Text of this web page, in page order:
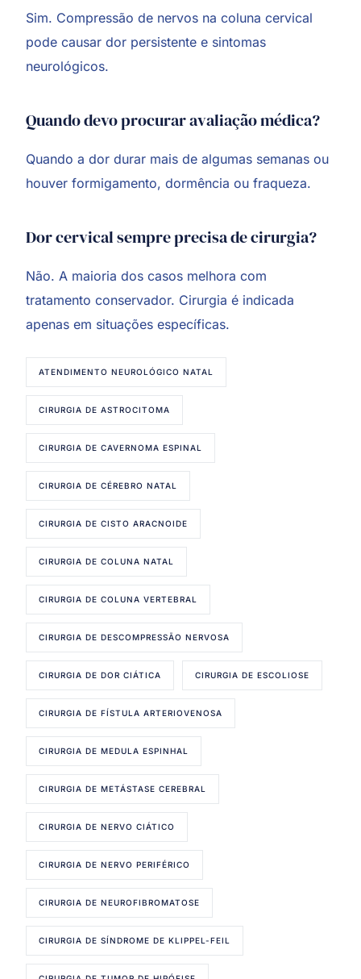
Sim. Compressão de nervos na coluna cervical
pode causar dor persistente e sintomas
neurológicos.
Quando devo procurar avaliação médica?
Quando a dor durar mais de algumas semanas ou
houver formigamento, dormência ou fraqueza.
Dor cervical sempre precisa de cirurgia?
Não. A maioria dos casos melhora com
tratamento conservador. Cirurgia é indicada
apenas em situações específicas.
ATENDIMENTO NEUROLÓGICO NATAL
CIRURGIA DE ASTROCITOMA
CIRURGIA DE CAVERNOMA ESPINAL
CIRURGIA DE CÉREBRO NATAL
CIRURGIA DE CISTO ARACNOIDE
CIRURGIA DE COLUNA NATAL
CIRURGIA DE COLUNA VERTEBRAL
CIRURGIA DE DESCOMPRESSÃO NERVOSA
CIRURGIA DE DOR CIÁTICA CIRURGIA DE ESCOLIOSE
CIRURGIA DE FÍSTULA ARTERIOVENOSA
CIRURGIA DE MEDULA ESPINHAL
CIRURGIA DE METÁSTASE CEREBRAL
CIRURGIA DE NERVO CIÁTICO
CIRURGIA DE NERVO PERIFÉRICO
CIRURGIA DE NEUROFIBROMATOSE
CIRURGIA DE SÍNDROME DE KLIPPEL-FEIL